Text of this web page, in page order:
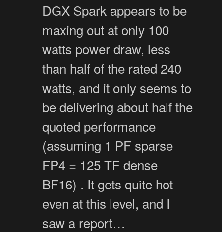
DGX Spark appears to be
maxing out at only 100
watts power draw, less
than half of the rated 240
watts, and it only seems to
be delivering about half the
quoted performance
(assuming 1 PF sparse
FP4 = 125 TF dense
BF16) . It gets quite hot
even at this level, and I
saw a report…